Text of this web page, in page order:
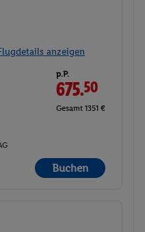
anzeigen
p.P.
675.50
Gesamt 1351 €
Buchen